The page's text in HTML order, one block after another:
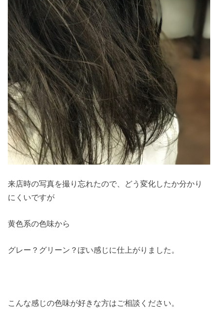
来店時の写真を撮り忘れたので、どう変化したか分かり
にくいですが
黄色系の色味から
グレー？グリーン？ぽい感じに仕上がりました。
こんな感じの色味が好きな方はご相談ください。